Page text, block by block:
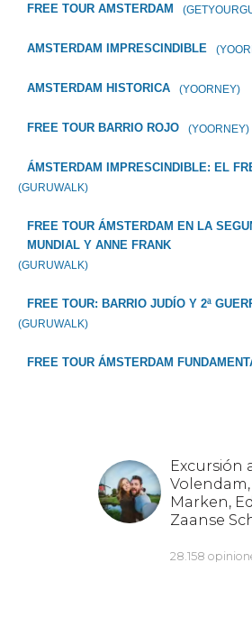
FREE TOUR AMSTERDAM
AMSTERDAM IMPRESCINDIBLE
AMSTERDAM HISTORICA (YOORNEY)
FREE TOUR BARRIO ROJO (YOORNEY)
ÁMSTERDAM IMPRESCINDIBLE: EL
(GURUWALK)
FREE TOUR ÁMSTERDAM EN LA
MUNDIAL Y ANNE FRANK
(GURUWALK)
FREE TOUR: BARRIO JUDÍO Y 2ª
(GURUWALK)
FREE TOUR ÁMSTERDAM